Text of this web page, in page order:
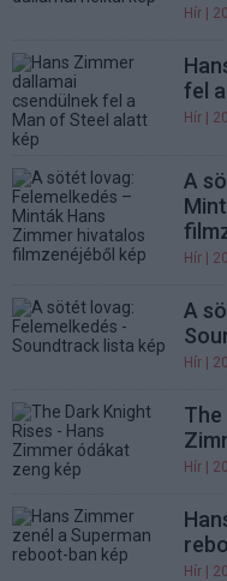
Hír |
fel
Hír |
A
Hír |
A
Hír |
The
Hír |
Hír |